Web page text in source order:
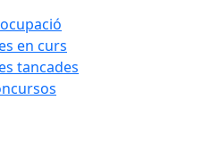
en curs
tancades